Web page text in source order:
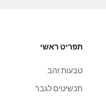
תפריט ראשי
טבעות זהב
תכשיטים לגבר